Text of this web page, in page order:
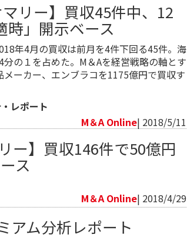
マリー】買収45件中、12
」開示ベース
年4月の買収は前月を4件下回る45件。海
の１を占めた。M＆Aを経営戦略の軸とす
ーカー、エンブラコを1175億円で買収す
レポート
M＆A Online| 2018/5/11
ー】買収146件で50億円
ス
M＆A Online| 2018/4/29
アム分析レポート